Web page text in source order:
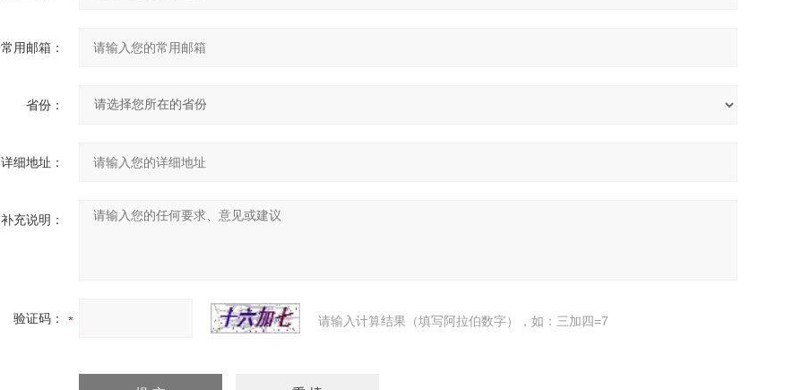
常用邮箱：
省份：
详细地址：
补充说明：
验证码： 请输入计算结果（填写阿拉伯数字），如：三加四=7